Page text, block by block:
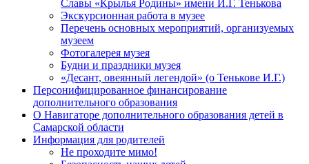
Славы «Крылья Родины» имени И.Г. Тенькова
Экскурсионная работа в музее
Перечень основных мероприятий, организуемых
музеем
Фотогалерея музея
Будни и праздники музея
«Десант, овеянный легендой» (о Тенькове И.Г.)
Персонифицированное финансирование
дополнительного образования
О Навигаторе дополнительного образования детей в
Самарской области
Информация для родителей
Не проходите мимо!